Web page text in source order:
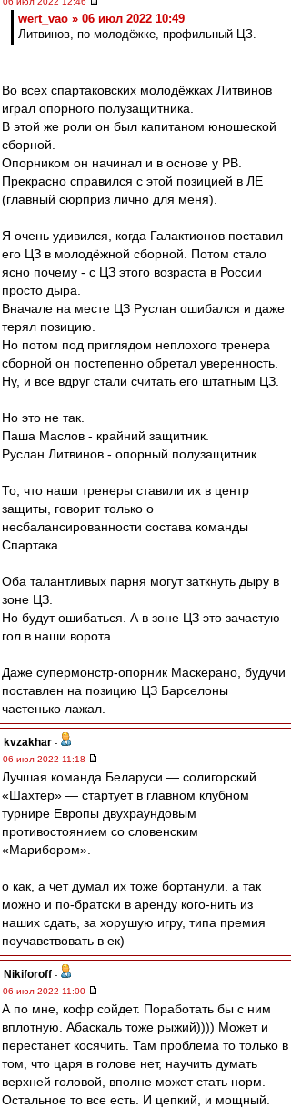
wert_vao » 06 июл 2022 10:49
Литвинов, по молодёжке, профильный ЦЗ.
Во всех спартаковских молодёжках Литвинов
играл опорного полузащитника.
В этой же роли он был капитаном юношеской
сборной.
Опорником он начинал и в основе у РВ.
Прекрасно справился с этой позицией в ЛЕ
(главный сюрприз лично для меня).
Я очень удивился, когда Галактионов поставил
его ЦЗ в молодёжной сборной. Потом стало
ясно почему - с ЦЗ этого возраста в России
просто дыра.
Вначале на месте ЦЗ Руслан ошибался и даже
терял позицию.
Но потом под приглядом неплохого тренера
сборной он постепенно обретал уверенность.
Ну, и все вдруг стали считать его штатным ЦЗ.
Но это не так.
Паша Маслов - крайний защитник.
Руслан Литвинов - опорный полузащитник.
То, что наши тренеры ставили их в центр
защиты, говорит только о
несбалансированности состава команды
Спартака.
Оба талантливых парня могут заткнуть дыру в
зоне ЦЗ.
Но будут ошибаться. А в зоне ЦЗ это зачастую
гол в наши ворота.
Даже супермонстр-опорник Маскерано, будучи
поставлен на позицию ЦЗ Барселоны
частенько лажал.
kvzakhar -
06 июл 2022 11:18
Лучшая команда Беларуси — солигорский
«Шахтер» — стартует в главном клубном
турнире Европы двухраундовым
противостоянием со словенским
«Марибором».
о как, а чет думал их тоже бортанули. а так
можно и по-братски в аренду кого-нить из
наших сдать, за хорушую игру, типа премия
поучавствовать в ек)
Nikiforoff -
06 июл 2022 11:00
А по мне, кофр сойдет. Поработать бы с ним
вплотную. Абаскаль тоже рыжий)))) Может и
перестанет косячить. Там проблема то только в
том, что царя в голове нет, научить думать
верхней головой, вполне может стать норм.
Остальное то все есть. И цепкий, и мощный.